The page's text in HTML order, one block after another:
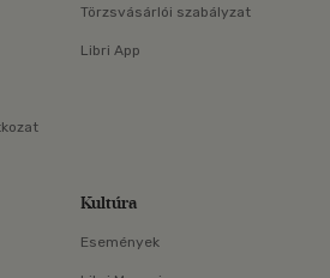
Törzsvásárlói szabályzat
Libri App
Kultúra
Események